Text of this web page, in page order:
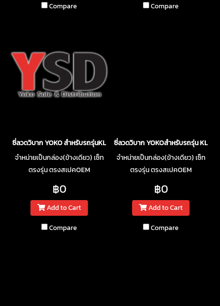
Compare
Compare
ซี่ลวดวิบาก YOKO สำหรับรถรุ่นKLX250
จำหน่ายเป็นกล่อง(ข้างเดียว) เซ็ท
ตรงรุ่น ตรงสเปคOEM
฿0
Add to Cart
Compare
ซี่ลวดวิบาก YOKOสำหรับรถรุ่น
จำหน่ายเป็นกล่อง(ข้างเดียว) เซ็ท
ตรงรุ่น ตรงสเปคOEM
฿0
Add to Cart
Compare